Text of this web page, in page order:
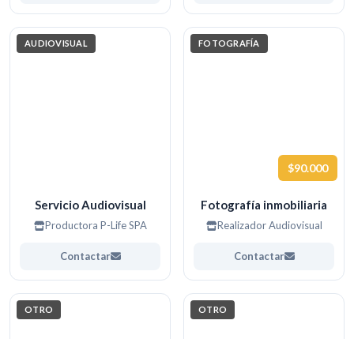
AUDIOVISUAL
Servicio Audiovisual
Productora P-Life SPA
Contactar
FOTOGRAFÍA
$90.000
Fotografía inmobiliaria
Realizador Audiovisual
Contactar
OTRO OTRO